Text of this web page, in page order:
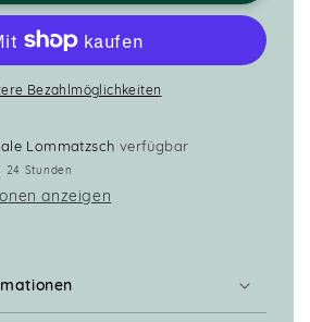
Bezahlmöglichkeiten
Lommatzsch verfügbar
24 Stunden
anzeigen